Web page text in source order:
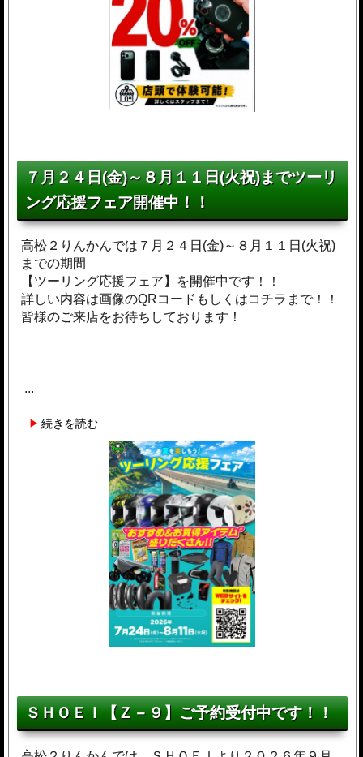
７月２４日(金)～８月１１日(火祝)までツーリ
ング応援フェア開催中！！
高松２りんかんでは７月２４日(金)～８月１１日(火祝)
までの期間
【ツーリング応援フェア】を開催中です！！
詳しい内容は画像のQRコードもしくはコチラまで！！
皆様のご来店をお待ちしております！
...
続きを読む
ＳＨＯＥＩ【Ｚ－９】ご予約受付中です！！